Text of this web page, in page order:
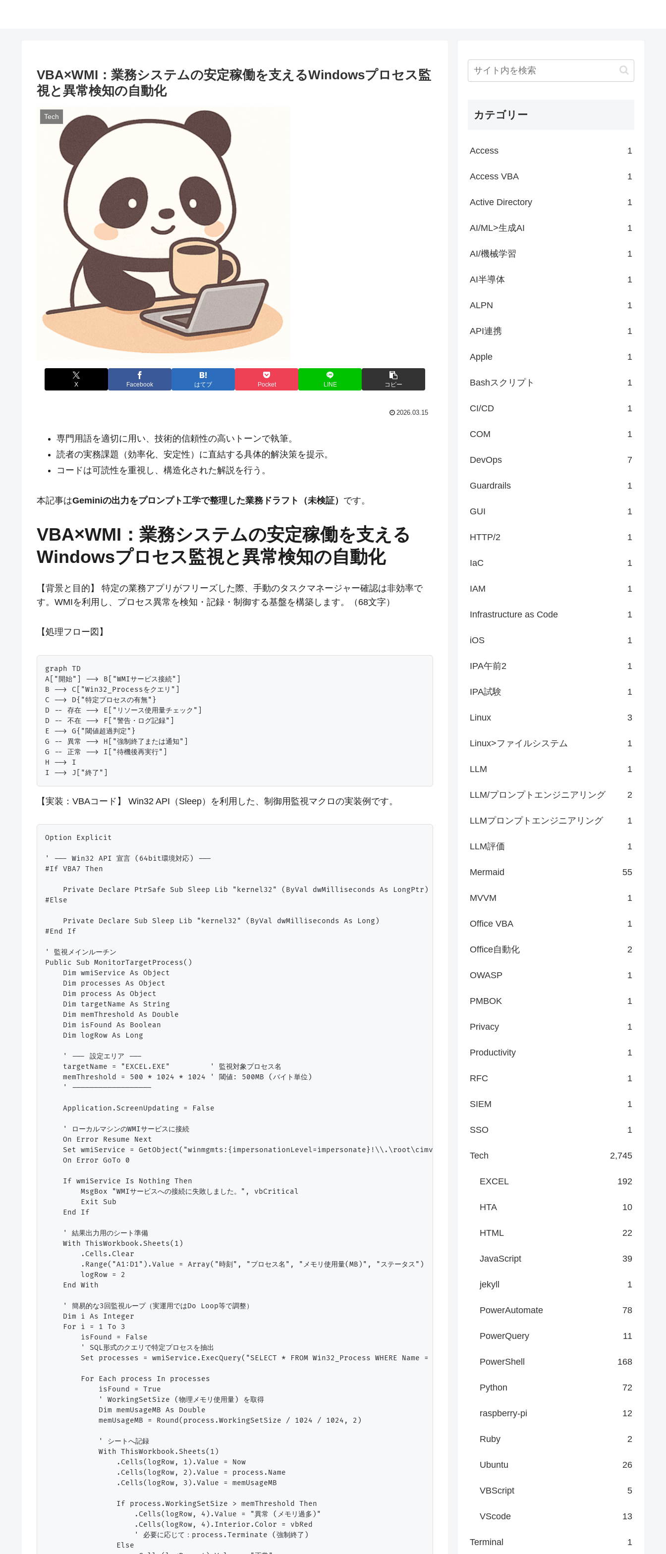
VBA×WMI：業務システムの安定稼働を支えるWindowsプロセス監
視と異常検知の自動化
Tech
X Facebook はてブ Pocket LINE コピー
2026.03.15
専門用語を適切に用い、技術的信頼性の高いトーンで執筆。
読者の実務課題（効率化、安定性）に直結する具体的解決策を提示。
コードは可読性を重視し、構造化された解説を行う。
本記事はGeminiの出力をプロンプト工学で整理した業務ドラフト（未検証） です。
VBA×WMI：業務システムの安定稼働を支える
Windowsプロセス監視と異常検知の自動化
【背景と目的】 特定の業務アプリがフリーズした際、手動のタスクマネージャー確認は非効率で
す。WMIを利用し、プロセス異常を検知・記録・制御する基盤を構築します。（68文字）
【処理フロー図】
graph TD
A["開始"] --> B["WMIサービス接続"]
B --> C["Win32_Processをクエリ"]
C --> D{"特定プロセスの有無"}
D -- 存在 --> E["リソース使用量チェック"]
D -- 不在 --> F["警告・ログ記録"]
E --> G{"閾値超過判定"}
G -- 異常 --> H["強制終了または通知"]
G -- 正常 --> I["待機後再実行"]
H --> I
【実装：VBAコード】 Win32 API（Sleep）を利用した、制御用監視マクロの実装例です。
Option Explicit
' --- Win32 API 宣言 (64bit環境対応) ---
#If VBA7 Then
    Private Declare PtrSafe Sub Sleep Lib "kernel32" (ByVal dwMilliseconds As LongPtr)
#Else
    Private Declare Sub Sleep Lib "kernel32" (ByVal dwMilliseconds As Long)
#End If
' 監視メインルーチン
Public Sub MonitorTargetProcess()
    Dim wmiService As Object
    Dim processes As Object
    Dim process As Object
    Dim targetName As String
    Dim memThreshold As Double
    Dim isFound As Boolean
    Dim logRow As Long
    ' --- 設定エリア ---
    targetName = "EXCEL.EXE"         ' 監視対象プロセス名
    memThreshold = 500 * 1024 * 1024 ' 閾値: 500MB (バイト単位)
    ' ------------------
    Application.ScreenUpdating = False
    ' ローカルマシンのWMIサービスに接続
    On Error Resume Next
    Set wmiService = GetObject("winmgmts:{impersonationLevel=impersonate}!\\.\root\cimv2")
    On Error GoTo 0
    If wmiService Is Nothing Then
        MsgBox "WMIサービスへの接続に失敗しました。", vbCritical
        Exit Sub
    End If
    ' 結果出力用のシート準備
    With ThisWorkbook.Sheets(1)
        .Cells.Clear
        .Range("A1:D1").Value = Array("時刻", "プロセス名", "メモリ使用量(MB)", "ステータス")
        logRow = 2
    End With
    ' 簡易的な3回監視ループ（実運用ではDo Loop等で調整）
    Dim i As Integer
    For i = 1 To 3
        isFound = False
        ' SQL形式のクエリで特定プロセスを抽出
        Set processes = wmiService.ExecQuery("SELECT * FROM Win32_Process WHERE Name = '" & targetName & "'")
        For Each process In processes
            isFound = True
            ' WorkingSetSize (物理メモリ使用量) を取得
            Dim memUsageMB As Double
            memUsageMB = Round(process.WorkingSetSize / 1024 / 1024, 2)
            ' シートへ記録
            With ThisWorkbook.Sheets(1)
                .Cells(logRow, 1).Value = Now
                .Cells(logRow, 2).Value = process.Name
                .Cells(logRow, 3).Value = memUsageMB
                If process.WorkingSetSize > memThreshold Then
                    .Cells(logRow, 4).Value = "異常 (メモリ過多)"
                    .Cells(logRow, 4).Interior.Color = vbRed
                    ' 必要に応じて：process.Terminate (強制終了)
                Else
カテゴリー
Access 1
Access VBA 1
Active Directory 1
AI/ML>生成AI 1
AI/機械学習 1
AI半導体 1
ALPN 1
API連携 1
Apple 1
Bashスクリプト 1
CI/CD 1
COM 1
DevOps 7
Guardrails 1
GUI 1
HTTP/2 1
IaC 1
IAM 1
Infrastructure as Code 1
iOS 1
IPA午前2 1
IPA試験 1
Linux 3
Linux>ファイルシステム 1
LLM 1
LLM/プロンプトエンジニアリング 2
LLMプロンプトエンジニアリング 1
LLM評価 1
Mermaid 55
MVVM 1
Office VBA 1
Office自動化 2
OWASP 1
PMBOK 1
Privacy 1
Productivity 1
RFC 1
SIEM 1
SSO 1
Tech 2,745
EXCEL 192
HTA 10
HTML 22
JavaScript 39
jekyll 1
PowerAutomate 78
PowerQuery 11
PowerShell 168
Python 72
raspberry-pi 12
Ruby 2
Ubuntu 26
VBScript 5
VScode 13
Terminal 1